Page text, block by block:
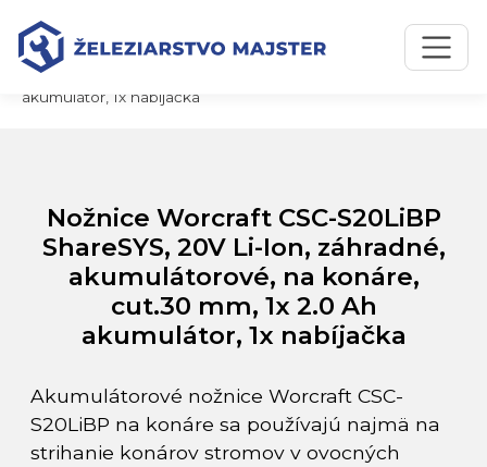
Preskočiť na obsah
Preskočiť na hlavné menu
Úvodná stránka
Nožnice Worcraft CSC-S20LiBP ShareSYS, 20V Li-Ion,
záhradné, akumulátorové, na konáre, cut.30 mm, 1x 2.0 Ah
akumulátor, 1x nabíjačka
Nožnice Worcraft CSC-S20LiBP
ShareSYS, 20V Li-Ion, záhradné,
akumulátorové, na konáre,
cut.30 mm, 1x 2.0 Ah
akumulátor, 1x nabíjačka
Akumulátorové nožnice Worcraft CSC-
S20LiBP na konáre sa používajú najmä na
strihanie konárov stromov v ovocných